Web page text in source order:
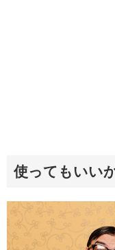
使ってもいい